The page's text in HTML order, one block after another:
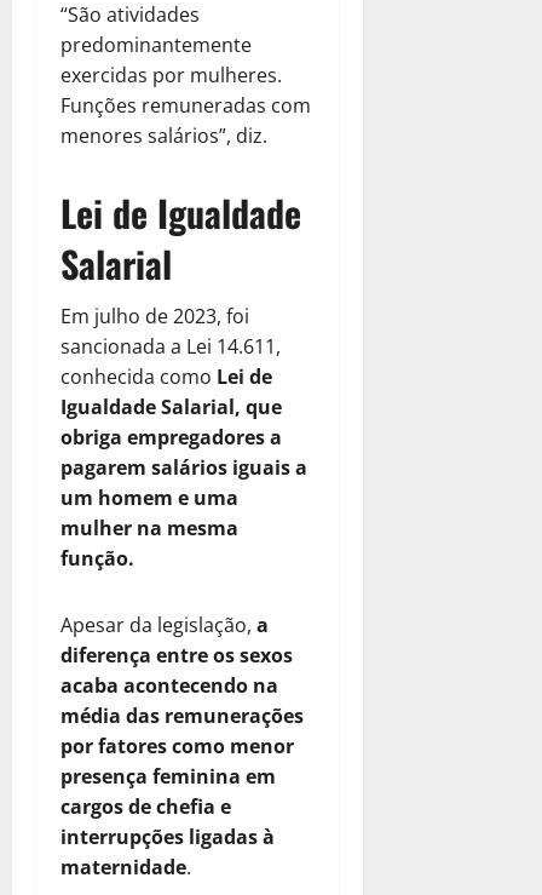
“São atividades
predominantemente
exercidas por mulheres.
Funções remuneradas com
menores salários”, diz.
Lei de Igualdade
Salarial
Em julho de 2023, foi
sancionada a Lei 14.611,
conhecida como Lei de
Igualdade Salarial, que
obriga empregadores a
pagarem salários iguais a
um homem e uma
mulher na mesma
função.
Apesar da legislação, a
diferença entre os sexos
acaba acontecendo na
média das remunerações
por fatores como menor
presença feminina em
cargos de chefia e
interrupções ligadas à
maternidade.